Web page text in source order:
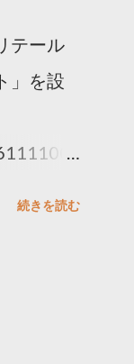
テール
」を設
続きを読む